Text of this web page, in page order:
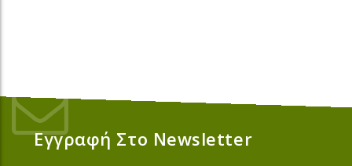
Εγγραφή Στο Newsletter